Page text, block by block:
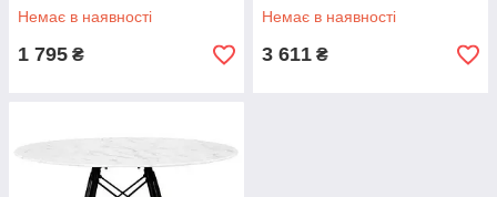
Немає в наявності
1 795 ₴
Немає в наявності
3 611 ₴